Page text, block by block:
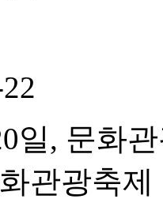
일, 문화
관광축